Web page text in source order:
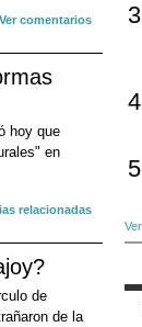
3
4
5
Ver comentarios
hoy que
en
relacionadas
de
de la